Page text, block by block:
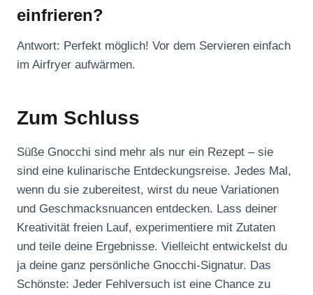
einfrieren?
Antwort: Perfekt möglich! Vor dem Servieren einfach
im Airfryer aufwärmen.
Zum Schluss
Süße Gnocchi sind mehr als nur ein Rezept – sie
sind eine kulinarische Entdeckungsreise. Jedes Mal,
wenn du sie zubereitest, wirst du neue Variationen
und Geschmacksnuancen entdecken. Lass deiner
Kreativität freien Lauf, experimentiere mit Zutaten
und teile deine Ergebnisse. Vielleicht entwickelst du
ja deine ganz persönliche Gnocchi-Signatur. Das
Schönste: Jeder Fehlversuch ist eine Chance zu